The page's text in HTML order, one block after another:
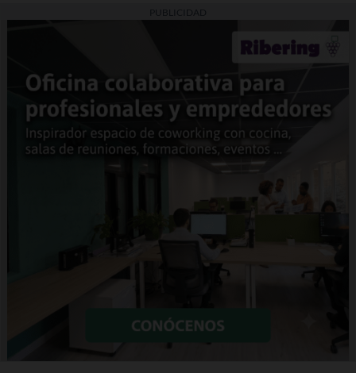
PUBLICIDAD